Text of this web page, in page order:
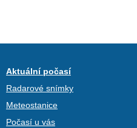
Aktuální počasí
Radarové snímky
Meteostanice
Počasí u vás